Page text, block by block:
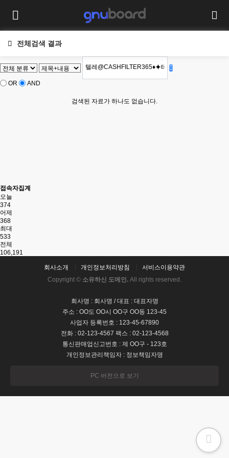
전체검색 결과
OR AND
검색된 자료가 하나도 없습니다.
접속자집계
오늘
374
어제
368
최대
533
전체
106,191
회사소개 개인정보처리방침
서비스이용약관
Copyright © 소유하신 도메인. All rights reserved.
회사명 : 회사명 / 대표 : 대표자명
주소 : OO도 OO시 OO구 OO동 123-45
사업자 등록번호 : 123-45-67890
전화 : 02-123-4567 팩스 : 02-123-4568
통신판매업신고번호 : 제 OO구 - 123호
개인정보관리책임자 : 정보책임자명
PC 버전으로 보기